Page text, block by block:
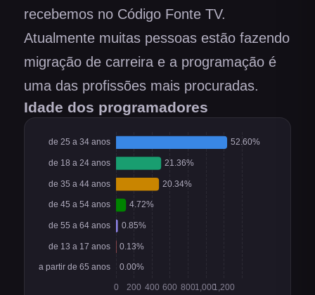
recebemos no Código Fonte TV.
Atualmente muitas pessoas estão fazendo
migração de carreira e a programação é
uma das profissões mais procuradas.
Idade dos programadores